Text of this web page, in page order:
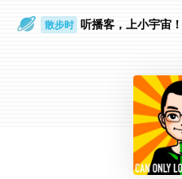
散步时 听播客，上小宇宙！